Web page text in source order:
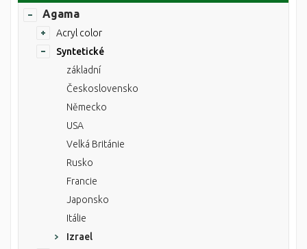
Agama
Acryl color
Syntetické
základní
Československo
Německo
USA
Velká Británie
Rusko
Francie
Japonsko
Itálie
Izrael